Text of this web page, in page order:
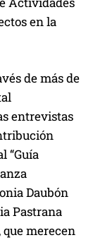
en la
de más de
entrevistas
“Guía
Daubón
Pastrana
que merecen